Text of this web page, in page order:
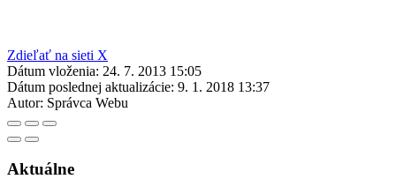
Zdieľať na sieti X
Dátum vloženia: 24. 7. 2013 15:05
Dátum poslednej aktualizácie: 9. 1. 2018 13:37
Autor: Správca Webu
Aktuálne